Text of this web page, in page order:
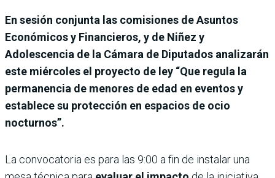
En sesión conjunta las comisiones de Asuntos
Económicos y Financieros, y de Niñez y
Adolescencia de la Cámara de Diputados analizarán
este miércoles el proyecto de ley “Que regula la
permanencia de menores de edad en eventos y
establece su protección en espacios de ocio
nocturnos”.
La convocatoria es para las 9:00 a fin de instalar una